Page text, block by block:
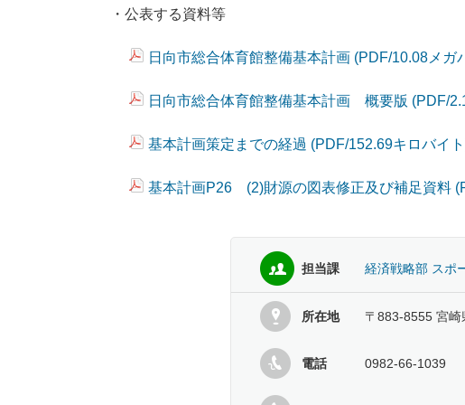
・公表する資料等
日向市総合体育館整備基本計画 (PDF/10.08メガ
日向市総合体育館整備基本計画 概要版 (PDF/
基本計画策定までの経過 (PDF/152.69キロバイ
基本計画P26 (2)財源の図表修正及び補足資料
担当課 経済戦略部 スポ
所在地 〒883-8555 宮
電話 0982-66-1039